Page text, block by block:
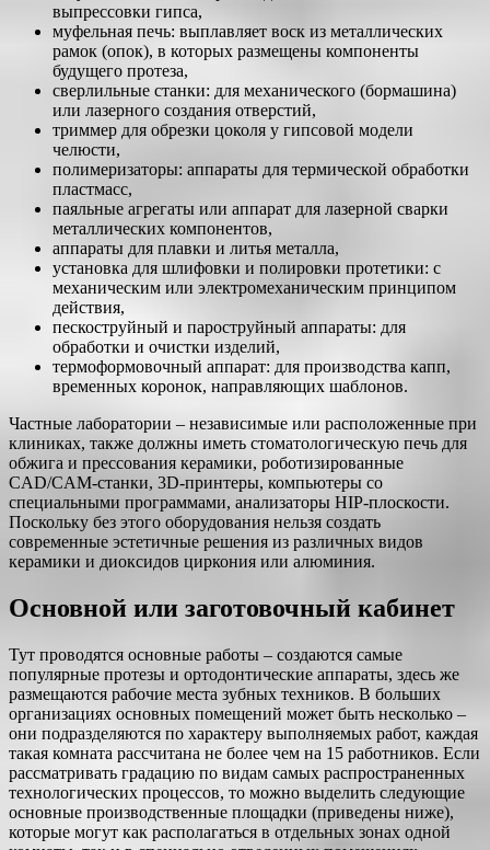
выпрессовки гипса,
муфельная печь: выплавляет воск из металлических
рамок (опок), в которых размещены компоненты
будущего протеза,
сверлильные станки: для механического (бормашина)
или лазерного создания отверстий,
триммер для обрезки цоколя у гипсовой модели
челюсти,
полимеризаторы: аппараты для термической обработки
пластмасс,
паяльные агрегаты или аппарат для лазерной сварки
металлических компонентов,
аппараты для плавки и литья металла,
установка для шлифовки и полировки протетики: с
механическим или электромеханическим принципом
действия,
пескоструйный и пароструйный аппараты: для
обработки и очистки изделий,
термоформовочный аппарат: для производства капп,
временных коронок, направляющих шаблонов.
Частные лаборатории – независимые или расположенные при
клиниках, также должны иметь стоматологическую печь для
обжига и прессования керамики, роботизированные
CAD/CAM-станки, 3D-принтеры, компьютеры со
специальными программами, анализаторы HIP-плоскости.
Поскольку без этого оборудования нельзя создать
современные эстетичные решения из различных видов
керамики и диоксидов циркония или алюминия.
Основной или заготовочный кабинет
Тут проводятся основные работы – создаются самые
популярные протезы и ортодонтические аппараты, здесь же
размещаются рабочие места зубных техников. В больших
организациях основных помещений может быть несколько –
они подразделяются по характеру выполняемых работ, каждая
такая комната рассчитана не более чем на 15 работников. Если
рассматривать градацию по видам самых распространенных
технологических процессов, то можно выделить следующие
основные производственные площадки (приведены ниже),
которые могут как располагаться в отдельных зонах одной